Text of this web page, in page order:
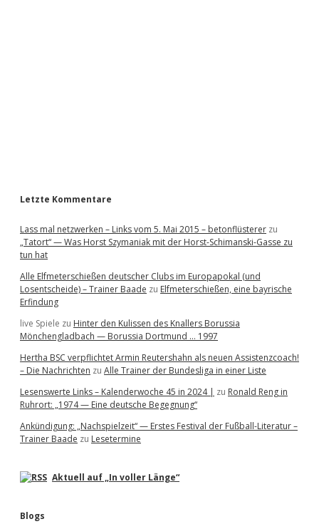
Letzte Kommentare
Lass mal netzwerken – Links vom 5. Mai 2015 – betonflüsterer zu
„Tatort“ — Was Horst Szymaniak mit der Horst-Schimanski-Gasse zu
tun hat
Alle Elfmeterschießen deutscher Clubs im Europapokal (und
Losentscheide) – Trainer Baade zu Elfmeterschießen, eine bayrische
Erfindung
live Spiele zu Hinter den Kulissen des Knallers Borussia
Mönchengladbach — Borussia Dortmund … 1997
Hertha BSC verpflichtet Armin Reutershahn als neuen Assistenzcoach!
– Die Nachrichten zu Alle Trainer der Bundesliga in einer Liste
Lesenswerte Links – Kalenderwoche 45 in 2024 | zu Ronald Reng in
Ruhrort: „1974 — Eine deutsche Begegnung“
Ankündigung: „Nachspielzeit“ — Erstes Festival der Fußball-Literatur –
Trainer Baade zu Lesetermine
Aktuell auf „In voller Länge“
Blogs